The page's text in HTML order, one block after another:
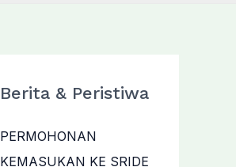
Berita & Peristiwa
PERMOHONAN
KEMASUKAN KE SRIDE